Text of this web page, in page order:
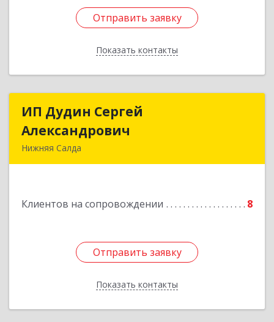
Отправить заявку
Показать контакты
Отправить заявку
Назад
ИП Дудин Сергей
Александрович
Нижняя Салда
Клиентов на сопровождении 8
Отправить заявку
Показать контакты
ИП Дудин Сергей
Подробнее
Отправить заявку
Назад